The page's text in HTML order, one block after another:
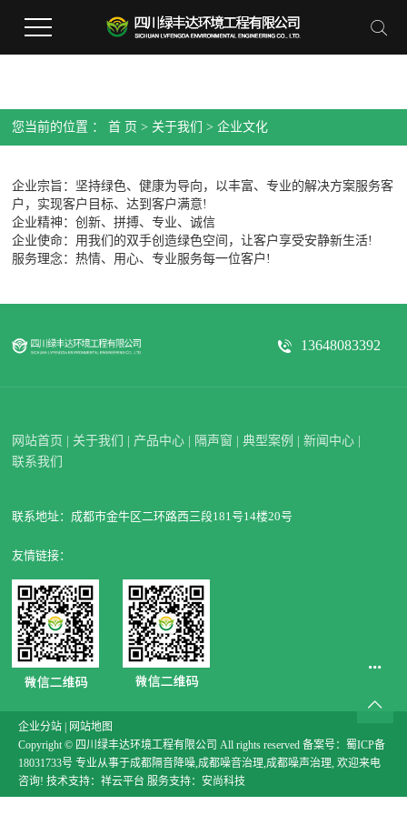
您当前的位置 ：首 页 > 关于我们 >企业文化
企业宗旨：坚持绿色、健康为导向，以丰富、专业的解决方案服务客
户，实现客户目标、达到客户满意!
企业精神：创新、拼搏、专业、诚信
企业使命：用我们的双手创造绿色空间，让客户享受安静新生活!
服务理念：热情、用心、专业服务每一位客户!
13648083392
网站首页 | 关于我们 | 产品中心 | 隔声窗 |典型案例 |新闻中心 |
联系我们
联系地址：成都市金牛区二环路西三段181号14楼20号
友情链接：
企业分站 | 网站地图
Copyright © 四川绿丰达环境工程有限公司 All rights reserved 备案号：蜀ICP备
18031733号 专业从事于成都隔音降噪 成都噪音治理 成都噪声治理 , 欢迎来电
咨询!技术支持：祥云平台 服务支持：安尚科技